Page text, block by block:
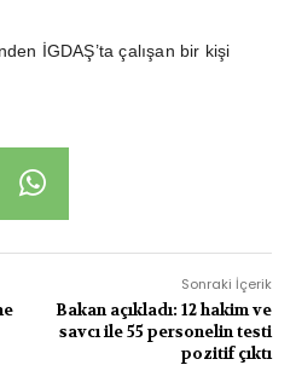
İGDAŞ’ta çalışan bir kişi
Sonraki İçerik
Bakan açıkladı: 12 hakim ve
savcı ile 55 personelin testi
pozitif çıktı